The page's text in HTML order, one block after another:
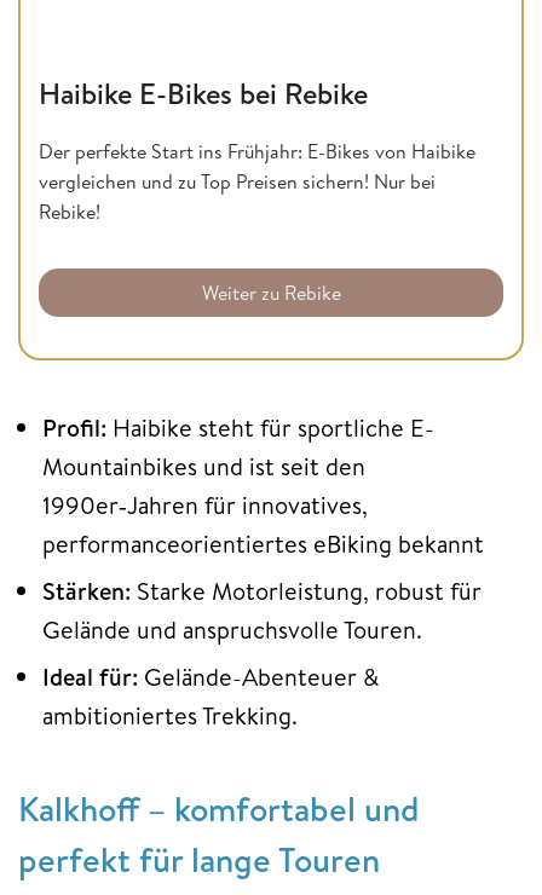
Haibike E-Bikes bei Rebike
Der perfekte Start ins Frühjahr: E-Bikes von Haibike
vergleichen und zu Top Preisen sichern! Nur bei
Rebike!
Weiter zu Rebike
Profil: Haibike steht für sportliche E-
Mountainbikes und ist seit den
1990er‑Jahren für innovatives,
performanceorientiertes eBiking bekannt
Stärken: Starke Motorleistung, robust für
Gelände und anspruchsvolle Touren.
Ideal für: Gelände-Abenteuer &
ambitioniertes Trekking.
Kalkhoff – komfortabel und
perfekt für lange Touren